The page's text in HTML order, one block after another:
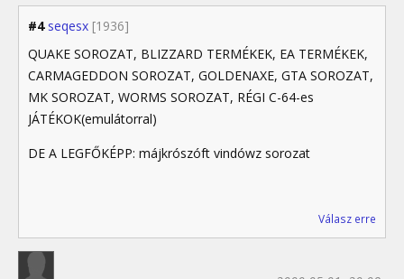
#4 seqesx [1936]
QUAKE SOROZAT, BLIZZARD TERMÉKEK, EA TERMÉKEK,
CARMAGEDDON SOROZAT, GOLDENAXE, GTA SOROZAT,
MK SOROZAT, WORMS SOROZAT, RÉGI C-64-es
JÁTÉKOK(emulátorral)
DE A LEGFŐKÉPP: májkrószóft vindówz sorozat
Válasz erre